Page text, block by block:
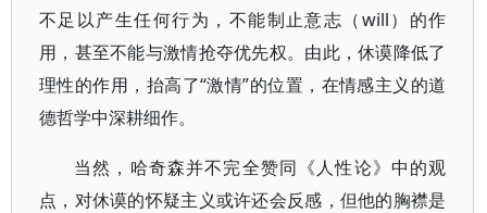
不足以产生任何行为，不能制止意志（will）的作
用，甚至不能与激情抢夺优先权。由此，休谟降低了
理性的作用，抬高了“激情”的位置，在情感主义的道
德哲学中深耕细作。
当然，哈奇森并不完全赞同《人性论》中的观
点，对休谟的怀疑主义或许还会反感，但他的胸襟是